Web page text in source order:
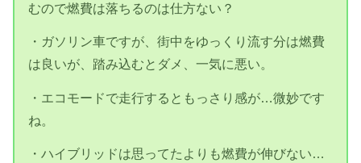
むので燃費は落ちるのは仕方ない？
・ガソリン車ですが、街中をゆっくり流す分は燃費
は良いが、踏み込むとダメ、一気に悪い。
・エコモードで走行するともっさり感が…微妙です
ね。
・ハイブリッドは思ってたよりも燃費が伸びない…